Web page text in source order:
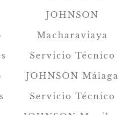
JOHNSON
Macharaviaya
Servicio Técnico
JOHNSON Málaga
Servicio Técnico